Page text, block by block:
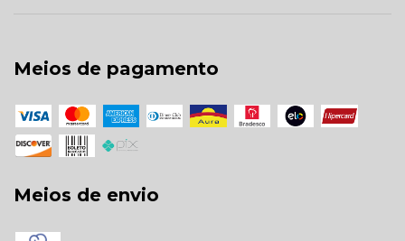
Meios de pagamento
Meios de envio